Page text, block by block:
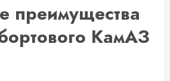
преимущества
КамАЗ